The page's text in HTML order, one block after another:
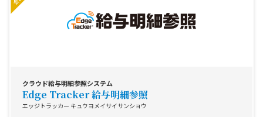
クラウド給与明細参照システム
Edge Tracker 給与明細参照
エッジトラッカー キュウヨメイサイサンショウ